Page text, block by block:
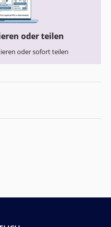
oder teilen
oder sofort teilen